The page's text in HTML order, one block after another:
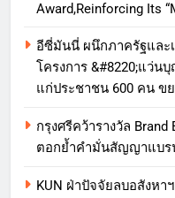
Award,Reinforcing Its
อีซี่มันนี่ ผนึกภาครัฐและ
โครงการ &#8220;แว่น
แก่ประชาชน 600 คน ข
กรุงศรีคว้ารางวัล Brand
ตอกย้ำคำมั่นสัญญาแบร
KUN ฝ่าปัจจัยลบอสังห